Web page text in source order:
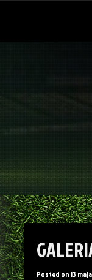
Posted on13